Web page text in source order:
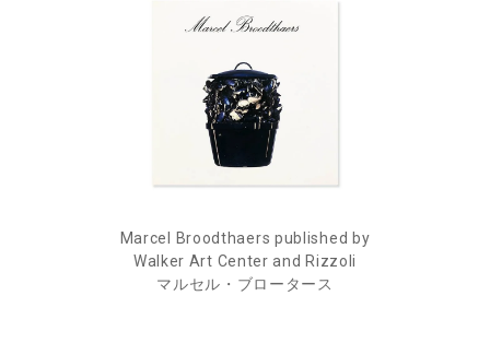
Marcel Broodthaers published by
Walker Art Center and Rizzoli
マルセル・ブロータース